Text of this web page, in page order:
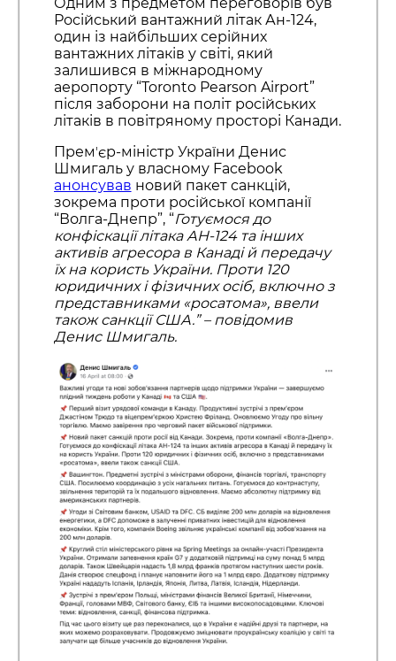
Російський вантажний літак Ан-124,
один із найбільших серійних
вантажних літаків у світі, який
залишився в міжнародному
аеропорту “Toronto Pearson Airport”
після заборони на політ російських
літаків в повітряному просторі Канади.
Премʼєр-міністр України Денис
Шмигаль у власному Facebook
анонсував новий пакет санкцій,
зокрема проти російської компанії
“Волга-Днепр”, “Готуємося до
конфіскації літака АН-124 та інших
активів агресора в Канаді й передачу
їх на користь України. Проти 120
юридичних і фізичних осіб, включно з
представниками «росатома», ввели
також санкції США.” – повідомив
Денис Шмигаль.